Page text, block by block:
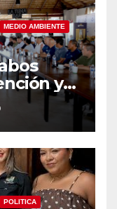
MEDIO AMBIENTE
y
oleaje
POLITICA